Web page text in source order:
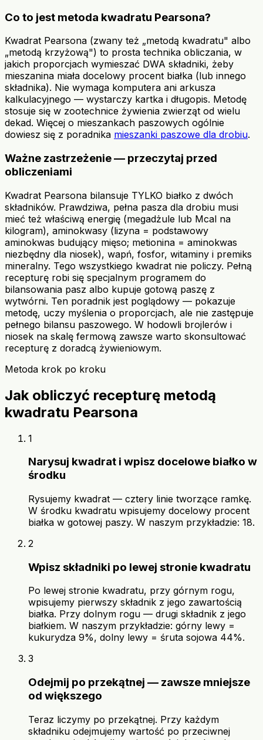
Co to jest metoda kwadratu Pearsona?
Kwadrat Pearsona (zwany też „metodą kwadratu" albo
„metodą krzyżową") to prosta technika obliczania, w
jakich proporcjach wymieszać DWA składniki, żeby
mieszanina miała docelowy procent białka (lub innego
składnika). Nie wymaga komputera ani arkusza
kalkulacyjnego — wystarczy kartka i długopis. Metodę
stosuje się w zootechnice żywienia zwierząt od wielu
dekad. Więcej o mieszankach paszowych ogólnie
dowiesz się z poradnika mieszanki paszowe dla drobiu.
Ważne zastrzeżenie — przeczytaj przed
obliczeniami
Kwadrat Pearsona bilansuje TYLKO białko z dwóch
składników. Prawdziwa, pełna pasza dla drobiu musi
mieć też właściwą energię (megadżule lub Mcal na
kilogram), aminokwasy (lizyna = podstawowy
aminokwas budujący mięso; metionina = aminokwas
niezbędny dla niosek), wapń, fosfor, witaminy i premiks
mineralny. Tego wszystkiego kwadrat nie policzy. Pełną
recepturę robi się specjalnym programem do
bilansowania pasz albo kupuje gotową paszę z
wytwórni. Ten poradnik jest poglądowy — pokazuje
metodę, uczy myślenia o proporcjach, ale nie zastępuje
pełnego bilansu paszowego. W hodowli brojlerów i
niosek na skalę fermową zawsze warto skonsultować
recepturę z doradcą żywieniowym.
Metoda krok po kroku
Jak obliczyć recepturę metodą
kwadratu Pearsona
1
Narysuj kwadrat i wpisz docelowe białko w
środku
Rysujemy kwadrat — cztery linie tworzące ramkę.
W środku kwadratu wpisujemy docelowy procent
białka w gotowej paszy. W naszym przykładzie: 18.
2
Wpisz składniki po lewej stronie kwadratu
Po lewej stronie kwadratu, przy górnym rogu,
wpisujemy pierwszy składnik z jego zawartością
białka. Przy dolnym rogu — drugi składnik z jego
białkiem. W naszym przykładzie: górny lewy =
kukurydza 9%, dolny lewy = śruta sojowa 44%.
3
Odejmij po przekątnej — zawsze mniejsze
od większego
Teraz liczymy po przekątnej. Przy każdym
składniku odejmujemy wartość po przeciwnej